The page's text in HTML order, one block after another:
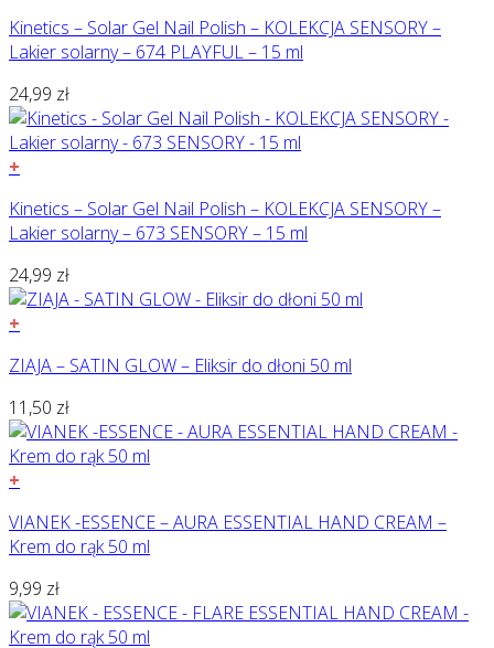
Kinetics – Solar Gel Nail Polish – KOLEKCJA SENSORY –
Lakier solarny – 674 PLAYFUL – 15 ml
24,99 zł
+
Kinetics – Solar Gel Nail Polish – KOLEKCJA SENSORY –
Lakier solarny – 673 SENSORY – 15 ml
24,99 zł
+
ZIAJA – SATIN GLOW – Eliksir do dłoni 50 ml
11,50 zł
+
VIANEK -ESSENCE – AURA ESSENTIAL HAND CREAM –
Krem do rąk 50 ml
9,99 zł